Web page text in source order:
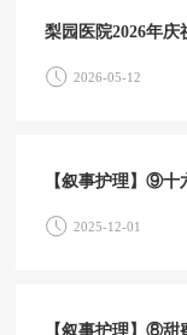
梨园医院2026年
2026-05-12
【叙事护理】⑨
2025-12-01
【叙事护理】⑧